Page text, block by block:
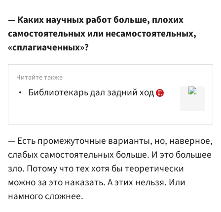
— Каких научных работ больше, плохих
самостоятельных или несамостоятельных,
«сплагиаченных»?
Читайте также
Библиотекарь дал задний ход
— Есть промежуточные варианты, но, наверное,
слабых самостоятельных больше. И это большее
зло. Потому что тех хотя бы теоретически
можно за это наказать. А этих нельзя. Или
намного сложнее.